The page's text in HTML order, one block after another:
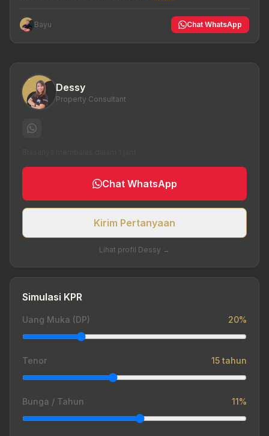
Bayu Chat WhatsApp
Dessy
Property Consultant
Chat WhatsApp
Kirim Pertanyaan
Lihat profil Dessy →
Simulasi KPR
Uang Muka (DP) 20%
Tenor 15 tahun
Bunga / Tahun 11%